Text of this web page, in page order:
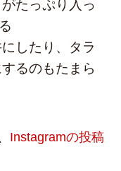
たっぷり入っ
したり、タラ
るのもたまら
Instagramの投稿